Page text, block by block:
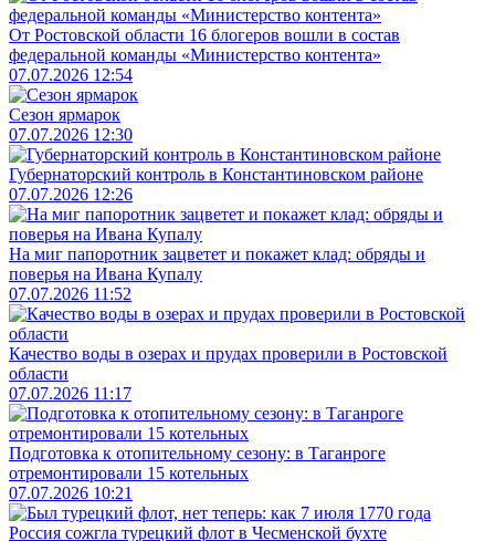
От Ростовской области 16 блогеров вошли в состав
федеральной команды «Министерство контента»
07.07.2026 12:54
Сезон ярмарок
07.07.2026 12:30
Губернаторский контроль в Константиновском районе
07.07.2026 12:26
На миг папоротник зацветет и покажет клад: обряды и
поверья на Ивана Купалу
07.07.2026 11:52
Качество воды в озерах и прудах проверили в Ростовской
области
07.07.2026 11:17
Подготовка к отопительному сезону: в Таганроге
отремонтировали 15 котельных
07.07.2026 10:21